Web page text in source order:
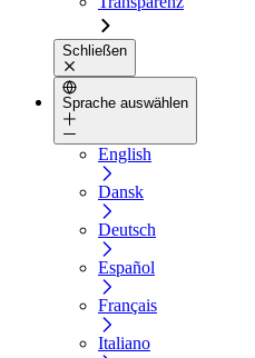
Schließen
Sprache auswählen
English
Dansk
Deutsch
Español
Français
Italiano